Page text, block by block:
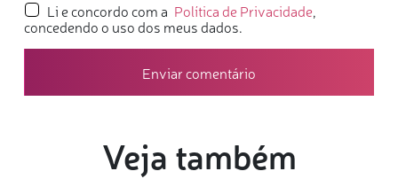
Li e concordo com a Política de Privacidade,
concedendo o uso dos meus dados.
Veja também